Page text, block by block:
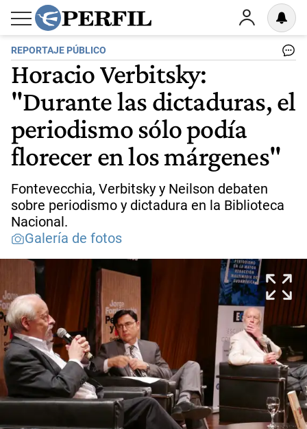
REPORTAJE PÚBLICO
Horacio Verbitsky:
"Durante las dictaduras, el
periodismo sólo podía
florecer en los márgenes"
Fontevecchia, Verbitsky y Neilson debaten
sobre periodismo y dictadura en la Biblioteca
Nacional.
Galería de fotos